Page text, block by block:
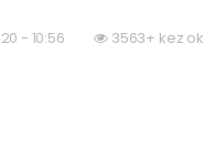
- 10:56 3563+ kez